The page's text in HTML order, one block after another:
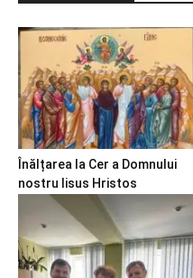
Înălțarea la Cer a Domnului
nostru Iisus Hristos